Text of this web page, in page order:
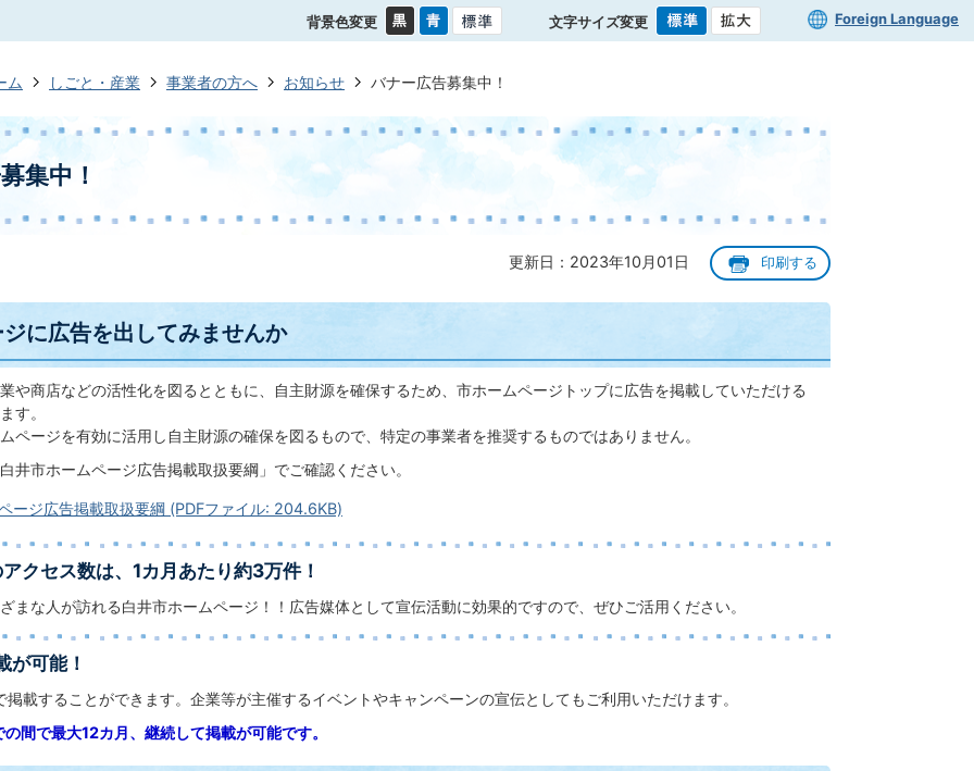
背景色変更 文字サイズ変更 Foreign Language
ム しごと・産業 事業者の方へ お知らせ バナー広告募集中！
集中！
更新日：2023年10月01日 印刷する
に広告を出してみませんか
や商店などの活性化を図るとともに、自主財源を確保するため、市ホームページトップに広告を掲載していただける
す。
ページを有効に活用し自主財源の確保を図るもので、特定の事業者を推奨するものではありません。
井市ホームページ広告掲載取扱要綱」でご確認ください。
ージ広告掲載取扱要綱 (PDFファイル: 204.6KB)
クセス数は、1カ月あたり約3万件！
まな人が訪れる白井市ホームページ！！広告媒体として宣伝活動に効果的ですので、ぜひご活用ください。
が可能！
掲載することができます。企業等が主催するイベントやキャンペーンの宣伝としてもご利用いただけます。
間で最大12カ月、継続して掲載が可能です。